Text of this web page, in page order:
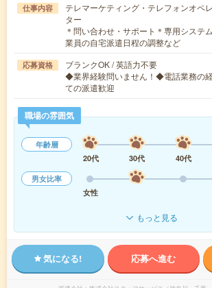
仕事内容
テレマーケティング・テレフォンオペ
ター
＊問い合わせ・サポート＊専用システ
業員の自宅派遣日程の調整など
応募資格
ブランクOK / 英語力不要
◆業界経験問いません！◆電話業務の
ての派遣歓迎
職場の雰囲気
年齢層
20代
30代 40代
男女比率
女性
もっと見る
気になる! 応募へ進む